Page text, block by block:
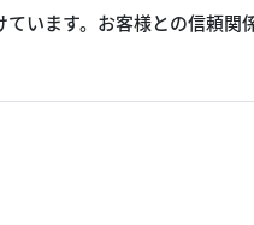
います。お客様との信頼関